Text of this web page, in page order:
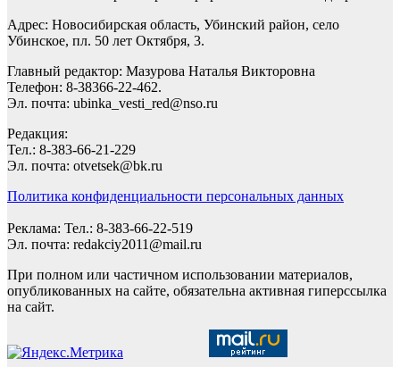
Адрес: Новосибирская область, Убинский район, село
Убинское, пл. 50 лет Октября, 3.
Главный редактор: Мазурова Наталья Викторовна
Телефон: 8-38366-22-462.
Эл. почта: ubinka_vesti_red@nso.ru
Редакция:
Тел.: 8-383-66-21-229
Эл. почта: otvetsek@bk.ru
Политика конфиденциальности персональных данных
Реклама: Тел.: 8-383-66-22-519
Эл. почта: redakciy2011@mail.ru
При полном или частичном использовании материалов,
опубликованных на сайте, обязательна активная гиперссылка
на сайт.